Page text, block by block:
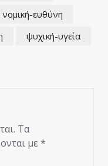
νομική-ευθύνη
ψυχική-υγεία
Τα
με *